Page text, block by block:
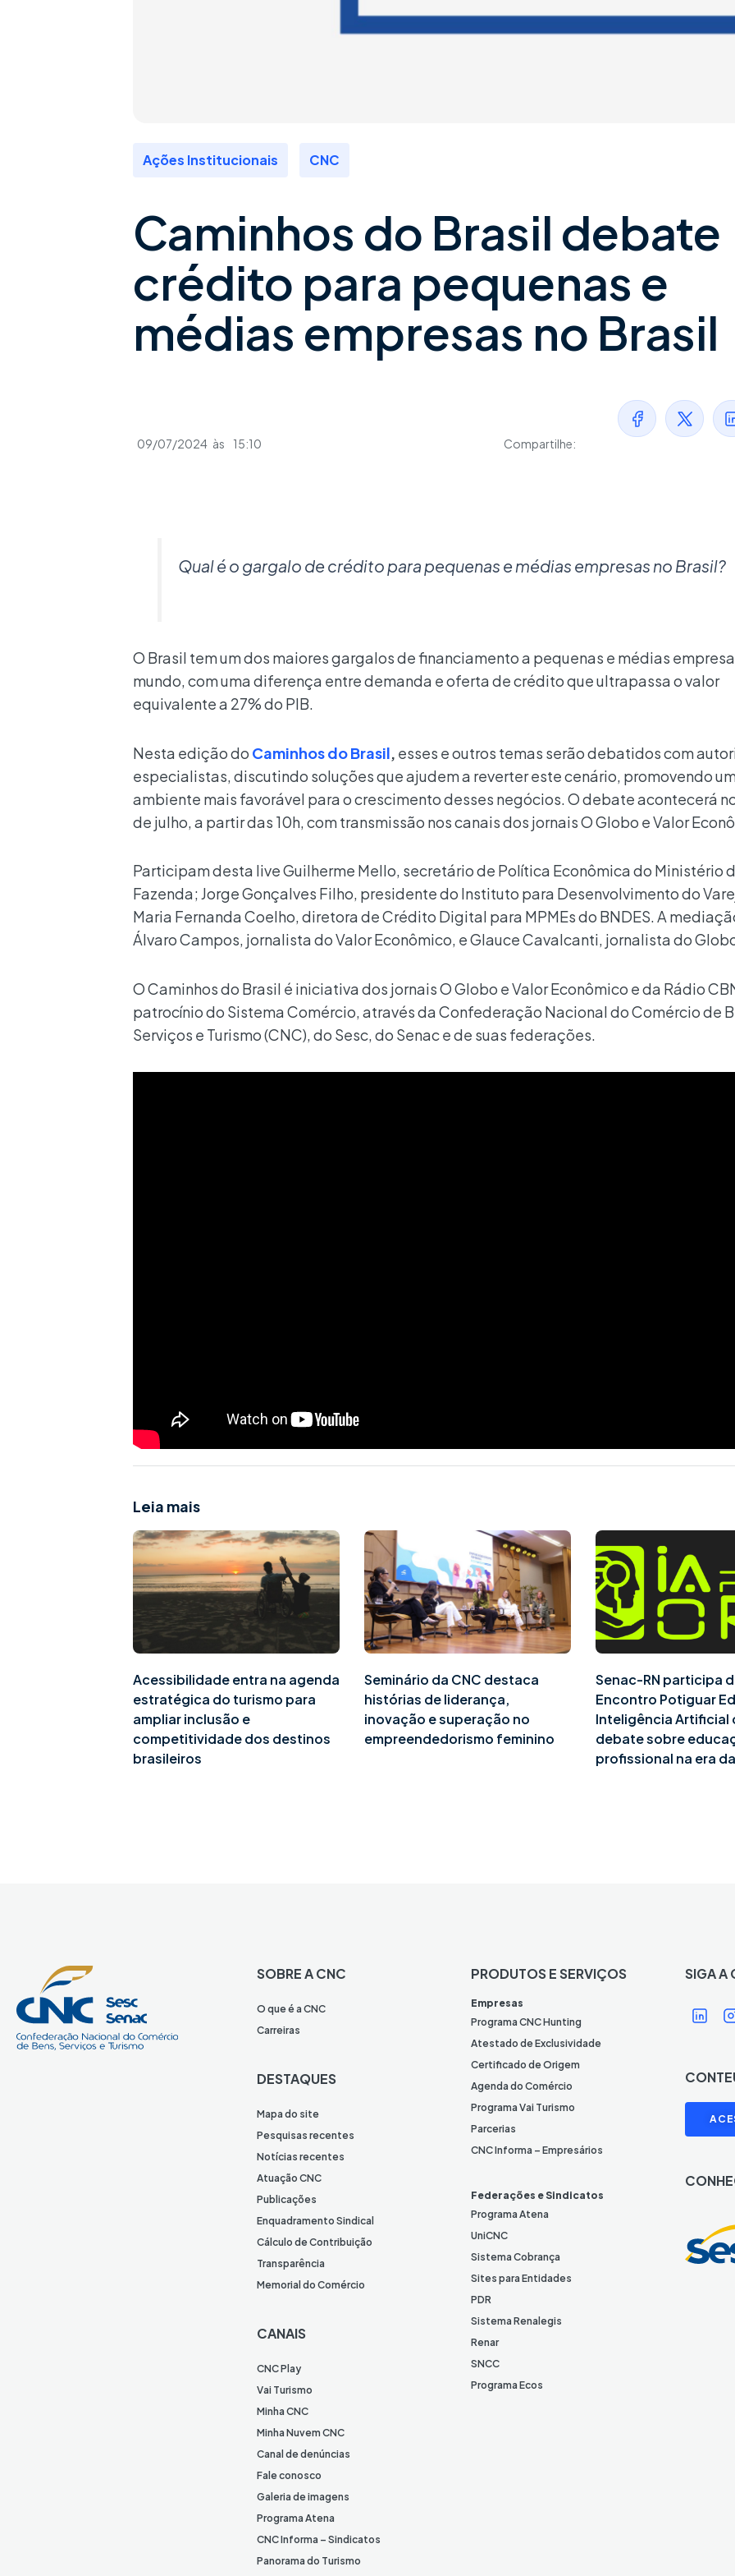
Ações Institucionais CNC
Caminhos do Brasil debate
crédito para pequenas e
médias empresas no Brasil
09/07/2024 às 15:10 Compartilhe:
Qual é o gargalo de crédito para pequenas e médias empresas no Brasil?
O Brasil tem um dos maiores gargalos de financiamento a pequenas e médias
mundo, com uma diferença entre demanda e oferta de crédito que ultrapassa o valor
equivalente a 27% do PIB.
Nesta edição do Caminhos do Brasil, esses e outros temas serão debatidos com
especialistas, discutindo soluções que ajudem a reverter este cenário, promovendo
ambiente mais favorável para o crescimento desses negócios. O debate acontecerá
de julho, a partir das 10h, com transmissão nos canais dos jornais O Globo e Valor
Participam desta live Guilherme Mello, secretário de Política Econômica do Ministério
Fazenda; Jorge Gonçalves Filho, presidente do Instituto para Desenvolvimento do
Maria Fernanda Coelho, diretora de Crédito Digital para MPMEs do BNDES. A
Álvaro Campos, jornalista do Valor Econômico, e Glauce Cavalcanti, jornalista do
O Caminhos do Brasil é iniciativa dos jornais O Globo e Valor Econômico e da Rádio
patrocínio do Sistema Comércio, através da Confederação Nacional do Comércio de
Serviços e Turismo (CNC), do Sesc, do Senac e de suas federações.
Leia mais
Acessibilidade entra na agenda
estratégica do turismo para
ampliar inclusão e
competitividade dos destinos
brasileiros
Seminário da CNC destaca
histórias de liderança,
inovação e superação no
empreendedorismo feminino
Senac-RN participa
Encontro Potiguar
Inteligência Artificial
debate sobre
profissional na era
SOBRE A CNC
O que é a CNC
Carreiras
DESTAQUES
Mapa do site
Pesquisas recentes
Notícias recentes
Atuação CNC
Publicações
Enquadramento Sindical
Cálculo de Contribuição
Transparência
Memorial do Comércio
CANAIS
CNC Play
Vai Turismo
Minha CNC
Minha Nuvem CNC
Canal de denúncias
Fale conosco
Galeria de imagens
Programa Atena
CNC Informa – Sindicatos
Panorama do Turismo
PRODUTOS E SERVIÇOS
Empresas
Programa CNC Hunting
Atestado de Exclusividade
Certificado de Origem
Agenda do Comércio
Programa Vai Turismo
Parcerias
CNC Informa – Empresários
Federações e Sindicatos
Programa Atena
UniCNC
Sistema Cobrança
Sites para Entidades
PDR
Sistema Renalegis
Renar
SNCC
Programa Ecos
SIGA A
Í
c
n
e
L
i
k
e
I
n
Í
I